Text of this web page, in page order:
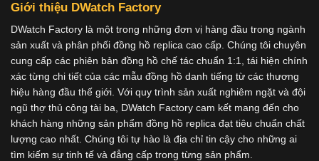
Giới thiệu DWatch Factory
DWatch Factory là một trong những đơn vị hàng đầu trong ngành
sản xuất và phân phối đồng hồ replica cao cấp. Chúng tôi chuyên
cung cấp các phiên bản đồng hồ chế tác chuẩn 1:1, tái hiện chính
xác từng chi tiết của các mẫu đồng hồ danh tiếng từ các thương
hiệu hàng đầu thế giới. Với quy trình sản xuất nghiêm ngặt và đội
ngũ thợ thủ công tài ba, DWatch Factory cam kết mang đến cho
khách hàng những sản phẩm đồng hồ replica đạt tiêu chuẩn chất
lượng cao nhất. Chúng tôi tự hào là địa chỉ tin cậy cho những ai
tìm kiếm sự tinh tế và đẳng cấp trong từng sản phẩm.